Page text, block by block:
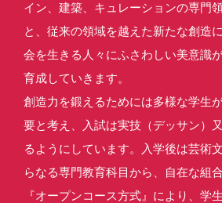
イン、建築、キュレーションの専門
と、従来の領域を越えた新たな創造
会を生きる人々にふさわしい美意識
育成していきます。
創造力を鍛えるためには多様な学生
要と考え、入試は実技（デッサン）
るようにしています。入学後は芸術
らなる専門教育科目から、自在な組
『オープンコース方式』により、学